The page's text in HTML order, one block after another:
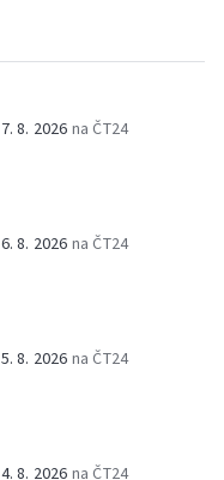
7. 8. 2026 na ČT24
6. 8. 2026 na ČT24
5. 8. 2026 na ČT24
4. 8. 2026 na ČT24